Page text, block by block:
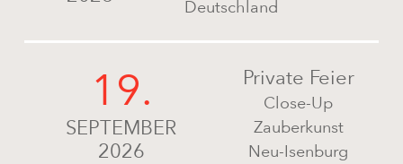
Deutschland
19.
SEPTEMBER
2026
Private Feier
Close-Up
Zauberkunst
Neu-Isenburg